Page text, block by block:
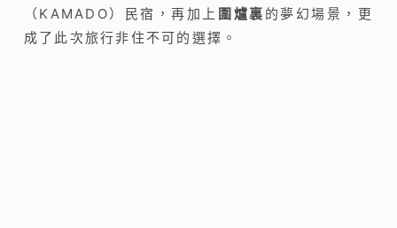
（KAMADO）民宿，再加上 圍爐裏 的夢幻場景，更
成了此次旅行非住不可的選擇。